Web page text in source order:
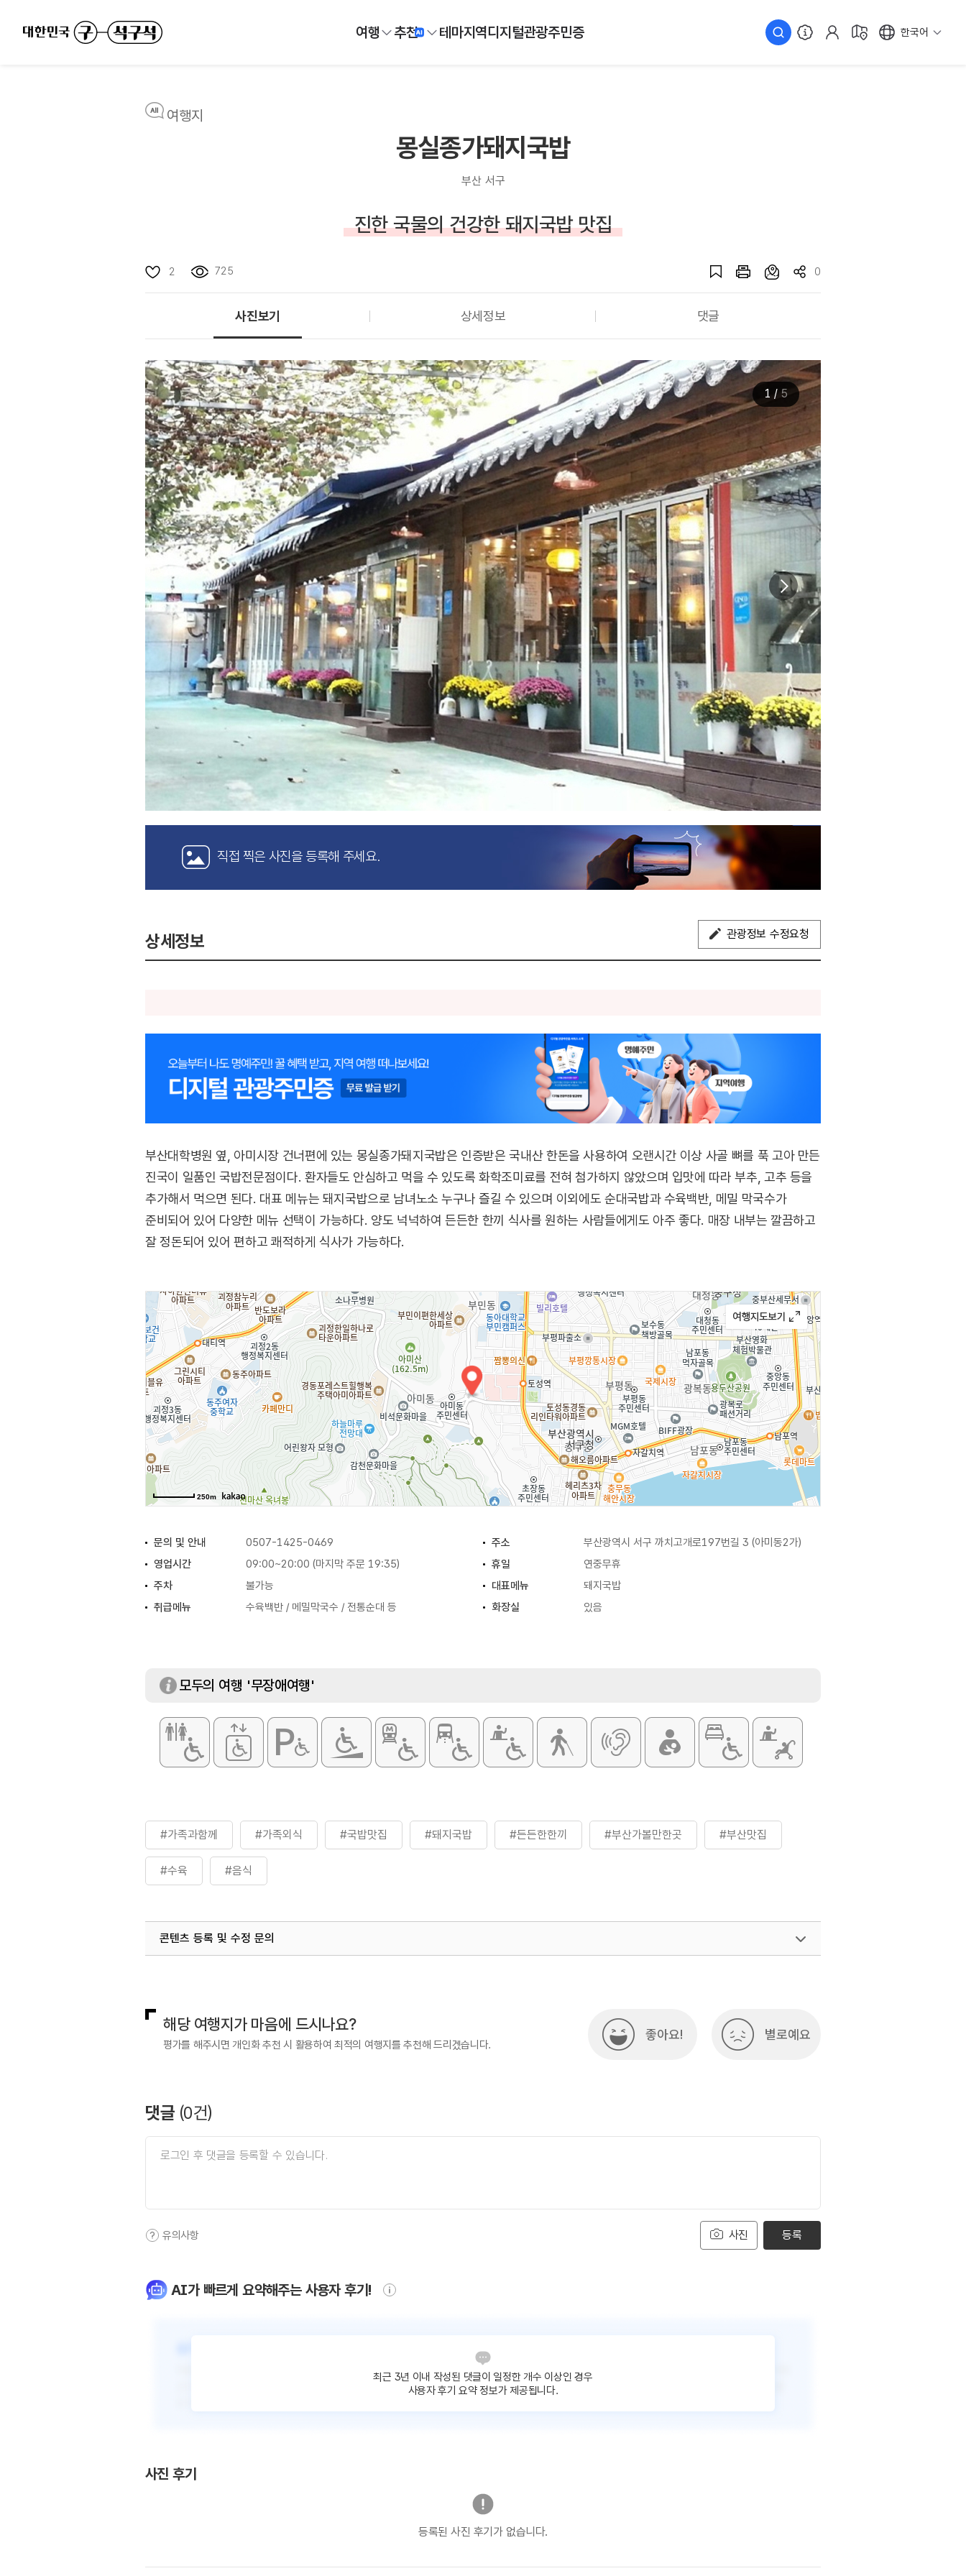
여행 추천 테마지역디지털관광주민증 한국어
여행지
몽실종가돼지국밥
부산 서구
진한 국물의 건강한 돼지국밥 맛집
2 725 0
사진보기 상세정보 댓글
1 / 5
직접 찍은 사진을 등록해 주세요.
상세정보 관광정보 수정요청
부산대학병원 옆, 아미시장 건너편에 있는 몽실종가돼지국밥은 인증받은 국내산 한돈을 사용하여 오랜시간 이상 사골 뼈를 푹 고아 만든
진국이 일품인 국밥전문점이다. 환자들도 안심하고 먹을 수 있도록 화학조미료를 전혀 첨가하지 않았으며 입맛에 따라 부추, 고추 등을
추가해서 먹으면 된다. 대표 메뉴는 돼지국밥으로 남녀노소 누구나 즐길 수 있으며 이외에도 순대국밥과 수육백반, 메밀 막국수가
준비되어 있어 다양한 메뉴 선택이 가능하다. 양도 넉넉하여 든든한 한끼 식사를 원하는 사람들에게도 아주 좋다. 매장 내부는 깔끔하고
잘 정돈되어 있어 편하고 쾌적하게 식사가 가능하다.
250m
문의 및 안내 0507-1425-0469 주소
부산광역시 서구 까치고개로197번길 3 (아미동2가)
영업시간
09:00~20:00 (마지막 주문 19:35) 휴일
연중무휴
주차
불가능 대표메뉴
돼지국밥
취급메뉴
수육백반 / 메밀막국수 / 전통순대 등 화장실 있음
모두의 여행 '무장애여행'
#가족과함께 #가족외식 #국밥맛집 #돼지국밥 #든든한한끼 #부산가볼만한곳 #부산맛집
#수육 #음식
콘텐츠 등록 및 수정 문의
해당 여행지가 마음에 드시나요?
평가를 해주시면 개인화 추천 시 활용하여 최적의 여행지를 추천해 드리겠습니다.
좋아요! 별로예요
댓글 (0건)
사진
유의사항 등록
AI가 빠르게 요약해주는 사용자 후기!
최근 3년 이내 작성된 댓글이 일정한 개수 이상인 경우
사용자 후기 요약 정보가 제공됩니다.
사진 후기
등록된 사진 후기가 없습니다.